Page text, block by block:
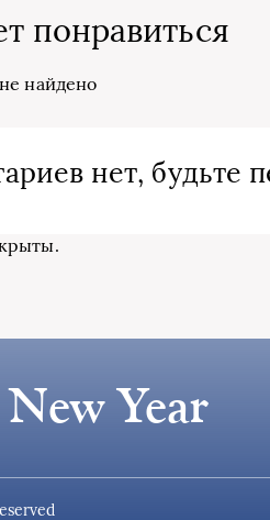
понравиться
найдено
нет, будьте
Year